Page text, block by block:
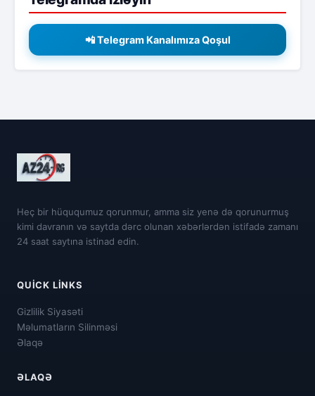
📲 Telegram Kanalımıza Qoşul
Heç bir hüququmuz qorunmur, amma siz yenə də qorunurmuş
kimi davranın və saytda dərc olunan xəbərlərdən istifadə zamanı
24 saat saytına istinad edin.
QUICK LINKS
Gizlilik Siyasəti
Məlumatların Silinməsi
Əlaqə
ƏLAQƏ